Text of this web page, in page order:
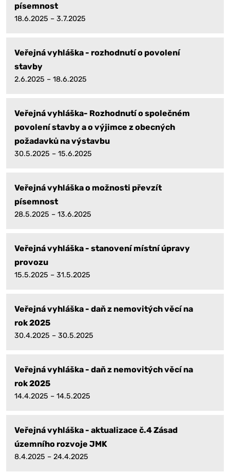
písemnost
18.6.2025 – 3.7.2025
Veřejná vyhláška - rozhodnutí o povolení
stavby
2.6.2025 – 18.6.2025
Veřejná vyhláška- Rozhodnutí o společném
povolení stavby a o výjimce z obecných
požadavků na výstavbu
30.5.2025 – 15.6.2025
Veřejná vyhláška o možnosti převzít
písemnost
28.5.2025 – 13.6.2025
Veřejná vyhláška - stanovení místní úpravy
provozu
15.5.2025 – 31.5.2025
Veřejná vyhláška - daň z nemovitých věcí na
rok 2025
30.4.2025 – 30.5.2025
Veřejná vyhláška - daň z nemovitých věcí na
rok 2025
14.4.2025 – 14.5.2025
Veřejná vyhláška - aktualizace č.4 Zásad
územního rozvoje JMK
8.4.2025 – 24.4.2025